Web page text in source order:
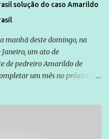
solução do caso Amarildo
manhã deste domingo, na
um ato de
de pedreiro Amarildo de
um mês no próximo